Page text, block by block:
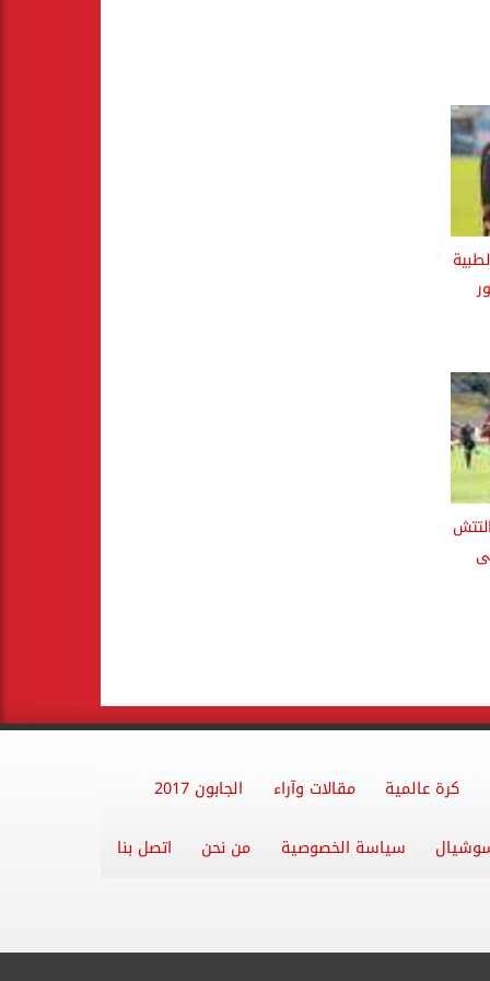
التتش
كرة عالمية مقالات وآراء الجابون 2017
سياسة الخصوصية من نحن اتصل بنا